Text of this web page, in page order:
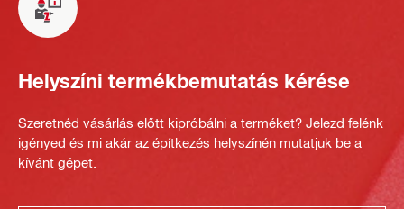
Helyszíni termékbemutatás kérése
Szeretnéd vásárlás előtt kipróbálni a terméket? Jelezd felénk
igényed és mi akár az építkezés helyszínén mutatjuk be a
kívánt gépet.